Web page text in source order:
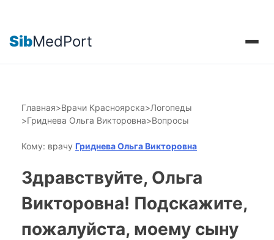
SibMedPort
Главная>Врачи Красноярска>Логопеды
>Гриднева Ольга Викторовна>Вопросы
Кому: врачу Гриднева Ольга Викторовна
Здравствуйте, Ольга
Викторовна! Подскажите,
пожалуйста, моему сыну